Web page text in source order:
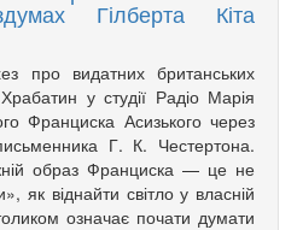
Гілберта Кіта
про видатних британських
у студії Радіо Марія
Франциска Асизького через
Г. К. Честертона.
образ Франциска — це не
як віднайти світло у власній
означає почати думати